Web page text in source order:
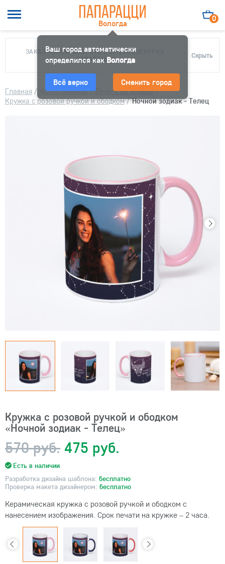
Вологда
Ваш город автоматически
определился как Вологда
Всё верно Сменить город
0
ЗАКАЗ МОЖНО ЗАБРАТЬ В 10 ФОТОЦЕНТРАХ
ПАПАРАЦЦИ
Скрыть
Главная / Фотосувениры/ Печать на кружке/
Кружка с розовой ручкой и ободком/ Ночной зодиак - Телец
Кружка с розовой ручкой и ободком
«Ночной зодиак - Телец»
570 руб. 475 руб.
Есть в наличии
Разработка дизайна шаблона: бесплатно
Проверка макета дизайнером: бесплатно
Керамическая кружка с розовой ручкой и ободком с
нанесением изображения. Срок печати на кружке – 2 часа.